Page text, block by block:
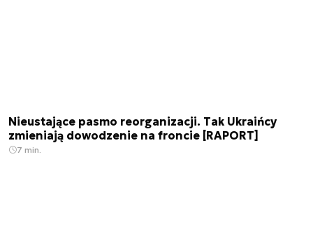
Nieustające pasmo reorganizacji. Tak Ukraińcy
zmieniają dowodzenie na froncie [RAPORT]
7 min.